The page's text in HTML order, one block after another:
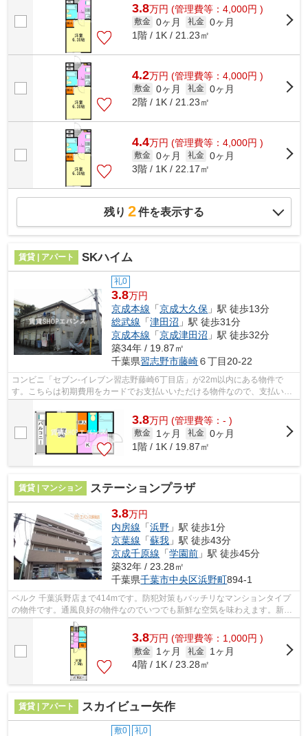
3.8万円 (管理費等：4,000円 )
敷金 0ヶ月 礼金 0ヶ月
1階 / 1K / 21.23㎡
4.2万円 (管理費等：4,000円 )
敷金 0ヶ月 礼金 0ヶ月
2階 / 1K / 21.23㎡
4.4万円 (管理費等：4,000円 )
敷金 0ヶ月 礼金 0ヶ月
3階 / 1K / 22.17㎡
残り 2件を表示する
賃貸 | アパート SKハイム
礼0
3.8万円
京成本線 「京成大久保 」駅 徒歩13分
総武線 「津田沼 」駅 徒歩31分
京成本線 「京成津田沼 」駅 徒歩32分
築34年 / 19.87㎡
千葉県習志野市藤崎６丁目20-22
コンビニ「セブン-イレブン習志野藤崎6丁目店」が22m以内にある物件で
す。こちらは初期費用をカードでお支払いいただける物件なので、支払い手
3.8万円 (管理費等：- )
敷金 1ヶ月 礼金 0ヶ月
1階 / 1K / 19.87㎡
賃貸 | マンション ステーションプラザ
3.8万円
内房線 「浜野 」駅 徒歩1分
京葉線 「蘇我 」駅 徒歩43分
京成千原線 「学園前 」駅 徒歩45分
築32年 / 23.28㎡
千葉県千葉市中央区浜野町894-1
ベルク 千葉浜野店まで414mです。防犯対策もバッチリなマンションタイプ
の物件です。通風良好の物件なのでいつでも新鮮な空気を味わえます。新着
情報：ステーションプラザの空室情報な...
3.8万円 (管理費等：1,000円 )
敷金 1ヶ月 礼金
1ヶ月
4階 / 1K / 23.28㎡
賃貸 | アパート スカイビュー矢作
敷0 礼0